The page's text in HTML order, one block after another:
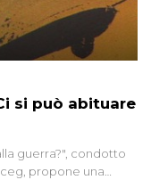
si può abituare
guerra?", condotto
propone una